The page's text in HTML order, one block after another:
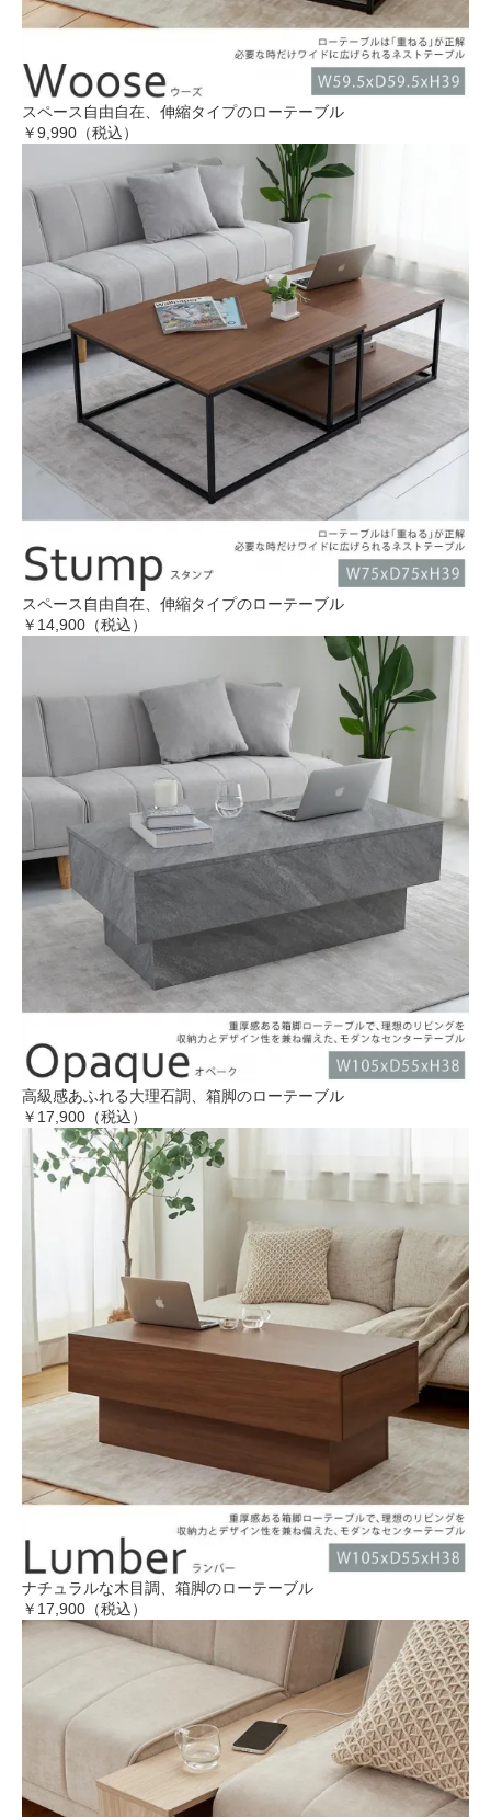
スペース自由自在、伸縮タイプのローテーブル
￥9,990（税込）
スペース自由自在、伸縮タイプのローテーブル
￥14,900（税込）
高級感あふれる大理石調、箱脚のローテーブル
￥17,900（税込）
ナチュラルな木目調、箱脚のローテーブル
￥17,900（税込）